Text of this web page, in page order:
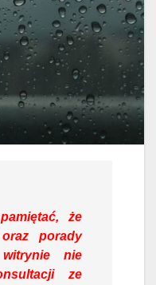
że
porady
nie
ze